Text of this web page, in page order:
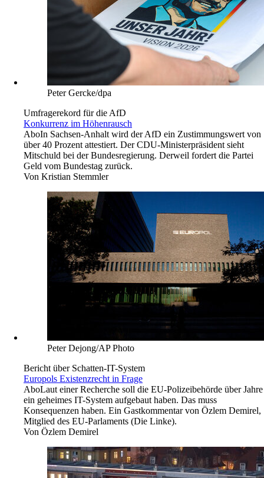
Peter Gercke/dpa
Umfragerekord für die AfD
Konkurrenz im Höhenrausch
AboIn Sachsen-Anhalt wird der AfD ein Zustimmungswert von
über 40 Prozent attestiert. Der CDU-Ministerpräsident sieht
Mitschuld bei der Bundesregierung. Derweil fordert die Partei
Geld vom Bundestag zurück.
Von Kristian Stemmler
Peter Dejong/AP Photo
Bericht über Schatten-IT-System
Europols Existenzrecht in Frage
AboLaut einer Recherche soll die EU-Polizeibehörde über Jahre
ein geheimes IT-System aufgebaut haben. Das muss
Konsequenzen haben. Ein Gastkommentar von Özlem Demirel,
Mitglied des EU-Parlaments (Die Linke).
Von Özlem Demirel